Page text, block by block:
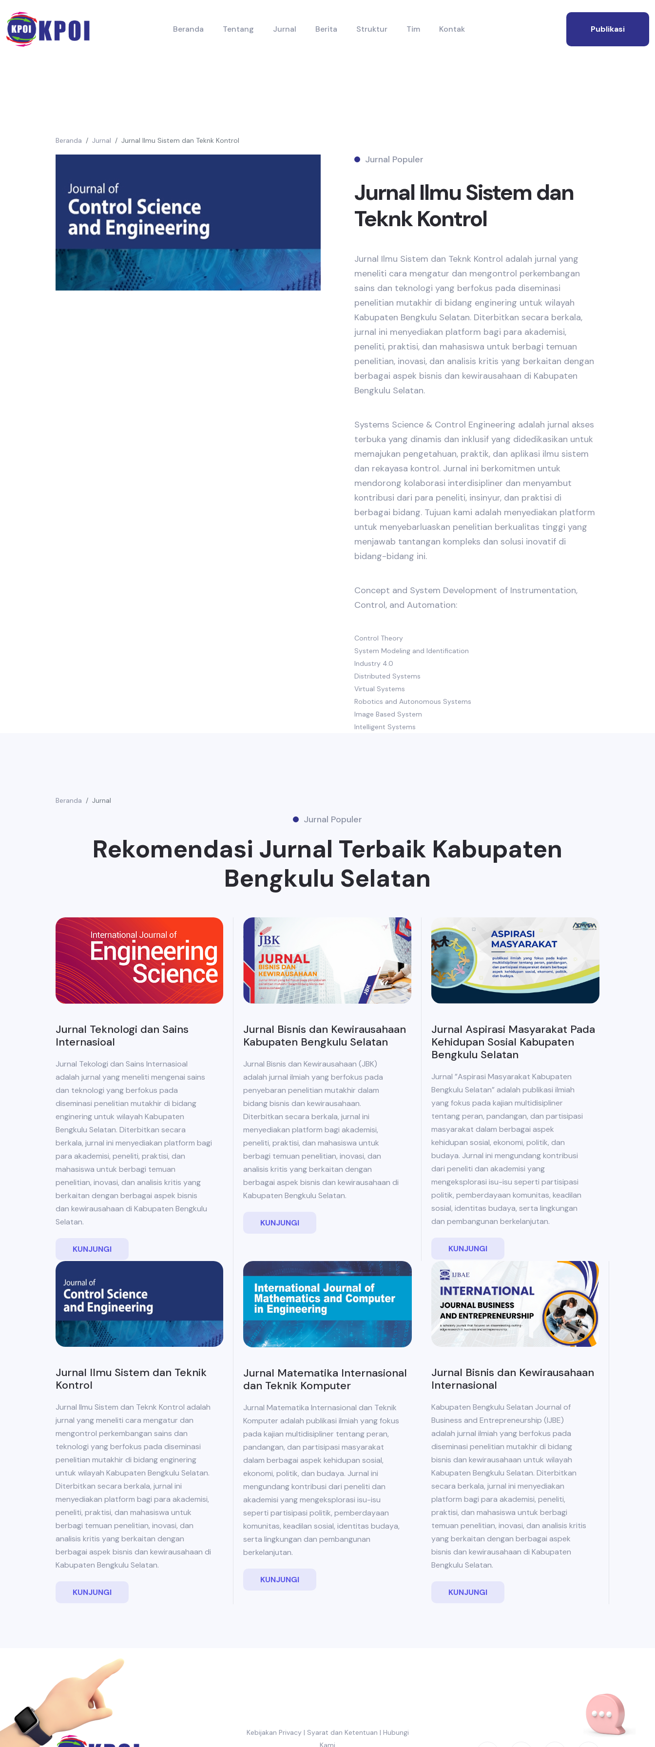
Beranda Tentang Jurnal Berita Struktur Tim Kontak Publikasi
Beranda Jurnal Jurnal Ilmu Sistem dan Teknk Kontrol
Jurnal Populer
Jurnal Ilmu Sistem dan
Teknk Kontrol
Jurnal Ilmu Sistem dan Teknk Kontrol adalah jurnal yang
meneliti cara mengatur dan mengontrol perkembangan
sains dan teknologi yang berfokus pada diseminasi
penelitian mutakhir di bidang enginering untuk wilayah
Kabupaten Bengkulu Selatan. Diterbitkan secara berkala,
jurnal ini menyediakan platform bagi para akademisi,
peneliti, praktisi, dan mahasiswa untuk berbagi temuan
penelitian, inovasi, dan analisis kritis yang berkaitan dengan
berbagai aspek bisnis dan kewirausahaan di Kabupaten
Bengkulu Selatan.
Systems Science & Control Engineering adalah jurnal akses
terbuka yang dinamis dan inklusif yang didedikasikan untuk
memajukan pengetahuan, praktik, dan aplikasi ilmu sistem
dan rekayasa kontrol. Jurnal ini berkomitmen untuk
mendorong kolaborasi interdisipliner dan menyambut
kontribusi dari para peneliti, insinyur, dan praktisi di
berbagai bidang. Tujuan kami adalah menyediakan platform
untuk menyebarluaskan penelitian berkualitas tinggi yang
menjawab tantangan kompleks dan solusi inovatif di
bidang-bidang ini.
Concept and System Development of Instrumentation,
Control, and Automation:
Control Theory
System Modeling and Identification
Industry 4.0
Distributed Systems
Virtual Systems
Robotics and Autonomous Systems
Image Based System
Intelligent Systems
Beranda Jurnal
Jurnal Populer
Rekomendasi Jurnal Terbaik Kabupaten
Bengkulu Selatan
Jurnal Teknologi dan Sains
Internasioal
Jurnal Tekologi dan Sains Internasioal
adalah jurnal yang meneliti mengenai sains
dan teknologi yang berfokus pada
diseminasi penelitian mutakhir di bidang
enginering untuk wilayah Kabupaten
Bengkulu Selatan. Diterbitkan secara
berkala, jurnal ini menyediakan platform bagi
para akademisi, peneliti, praktisi, dan
mahasiswa untuk berbagi temuan
penelitian, inovasi, dan analisis kritis yang
berkaitan dengan berbagai aspek bisnis
dan kewirausahaan di Kabupaten Bengkulu
Selatan.
KUNJUNGI
Jurnal Bisnis dan Kewirausahaan
Kabupaten Bengkulu Selatan
Jurnal Bisnis dan Kewirausahaan (JBK)
adalah jurnal ilmiah yang berfokus pada
penyebaran penelitian mutakhir dalam
bidang bisnis dan kewirausahaan.
Diterbitkan secara berkala, jurnal ini
menyediakan platform bagi akademisi,
peneliti, praktisi, dan mahasiswa untuk
berbagi temuan penelitian, inovasi, dan
analisis kritis yang berkaitan dengan
berbagai aspek bisnis dan kewirausahaan di
Kabupaten Bengkulu Selatan.
KUNJUNGI
Jurnal Aspirasi Masyarakat Pada
Kehidupan Sosial Kabupaten
Bengkulu Selatan
Jurnal ”Aspirasi Masyarakat Kabupaten
Bengkulu Selatan” adalah publikasi ilmiah
yang fokus pada kajian multidisipliner
tentang peran, pandangan, dan partisipasi
masyarakat dalam berbagai aspek
kehidupan sosial, ekonomi, politik, dan
budaya. Jurnal ini mengundang kontribusi
dari peneliti dan akademisi yang
mengeksplorasi isu-isu seperti partisipasi
politik, pemberdayaan komunitas, keadilan
sosial, identitas budaya, serta lingkungan
dan pembangunan berkelanjutan.
KUNJUNGI
Jurnal Ilmu Sistem dan Teknik
Kontrol
Jurnal Ilmu Sistem dan Teknk Kontrol adalah
jurnal yang meneliti cara mengatur dan
mengontrol perkembangan sains dan
teknologi yang berfokus pada diseminasi
penelitian mutakhir di bidang enginering
untuk wilayah Kabupaten Bengkulu Selatan.
Diterbitkan secara berkala, jurnal ini
menyediakan platform bagi para akademisi,
peneliti, praktisi, dan mahasiswa untuk
berbagi temuan penelitian, inovasi, dan
analisis kritis yang berkaitan dengan
berbagai aspek bisnis dan kewirausahaan di
Kabupaten Bengkulu Selatan.
KUNJUNGI
Jurnal Matematika Internasional
dan Teknik Komputer
Jurnal Matematika Internasional dan Teknik
Komputer adalah publikasi ilmiah yang fokus
pada kajian multidisipliner tentang peran,
pandangan, dan partisipasi masyarakat
dalam berbagai aspek kehidupan sosial,
ekonomi, politik, dan budaya. Jurnal ini
mengundang kontribusi dari peneliti dan
akademisi yang mengeksplorasi isu-isu
seperti partisipasi politik, pemberdayaan
komunitas, keadilan sosial, identitas budaya,
serta lingkungan dan pembangunan
berkelanjutan.
KUNJUNGI
Jurnal Bisnis dan Kewirausahaan
Internasional
Kabupaten Bengkulu Selatan Journal of
Business and Entrepreneurship (IJBE)
adalah jurnal ilmiah yang berfokus pada
diseminasi penelitian mutakhir di bidang
bisnis dan kewirausahaan untuk wilayah
Kabupaten Bengkulu Selatan. Diterbitkan
secara berkala, jurnal ini menyediakan
platform bagi para akademisi, peneliti,
praktisi, dan mahasiswa untuk berbagi
temuan penelitian, inovasi, dan analisis kritis
yang berkaitan dengan berbagai aspek
bisnis dan kewirausahaan di Kabupaten
Bengkulu Selatan.
KUNJUNGI
Kebijakan Privacy| Syarat dan Ketentuan | Hubungi
Kami